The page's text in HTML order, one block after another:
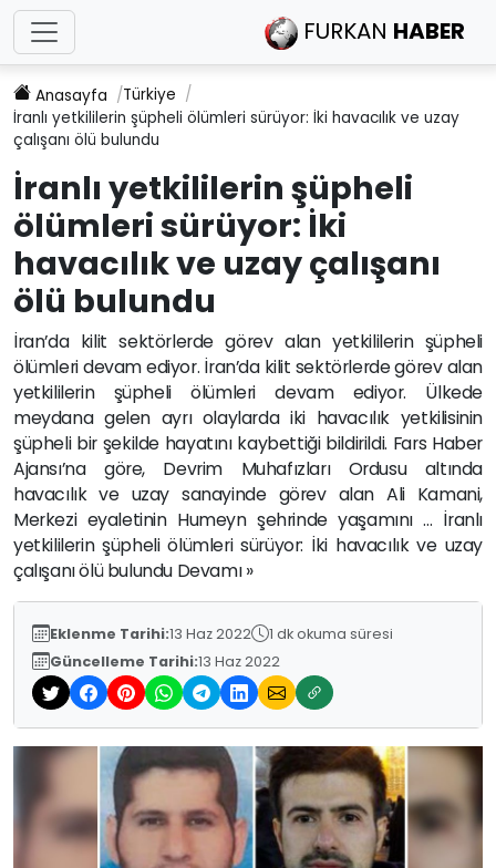
FURKAN HABER
Anasayfa
Türkiye
İranlı yetkililerin şüpheli ölümleri sürüyor: İki havacılık ve uzay
çalışanı ölü bulundu
İranlı yetkililerin şüpheli
ölümleri sürüyor: İki
havacılık ve uzay çalışanı
ölü bulundu
İran’da kilit sektörlerde görev alan yetkililerin şüpheli
ölümleri devam ediyor. İran’da kilit sektörlerde görev alan
yetkililerin şüpheli ölümleri devam ediyor. Ülkede
meydana gelen ayrı olaylarda iki havacılık yetkilisinin
şüpheli bir şekilde hayatını kaybettiği bildirildi. Fars Haber
Ajansı’na göre, Devrim Muhafızları Ordusu altında
havacılık ve uzay sanayinde görev alan Ali Kamani,
Merkezi eyaletinin Humeyn şehrinde yaşamını … İranlı
yetkililerin şüpheli ölümleri sürüyor: İki havacılık ve uzay
çalışanı ölü bulundu Devamı »
Eklenme Tarihi:13 Haz 2022
1 dk okuma süresi
Güncelleme Tarihi:13 Haz 2022